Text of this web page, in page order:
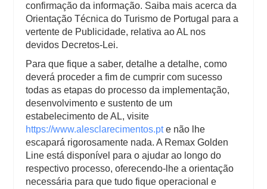
confirmação da informação. Saiba mais acerca da
Orientação Técnica do Turismo de Portugal para a
vertente de Publicidade, relativa ao AL nos
devidos Decretos-Lei.
Para que fique a saber, detalhe a detalhe, como
deverá proceder a fim de cumprir com sucesso
todas as etapas do processo da implementação,
desenvolvimento e sustento de um
estabelecimento de AL, visite
https://www.alesclarecimentos.pte não lhe
escapará rigorosamente nada. A Remax Golden
Line está disponível para o ajudar ao longo do
respectivo processo, oferecendo-lhe a orientação
necessária para que tudo fique operacional e